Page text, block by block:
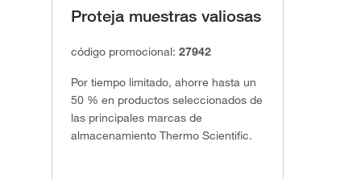
Proteja muestras valiosas
código promocional: 27942
Por tiempo limitado, ahorre hasta un
50 % en productos seleccionados de
las principales marcas de
almacenamiento Thermo Scientific.